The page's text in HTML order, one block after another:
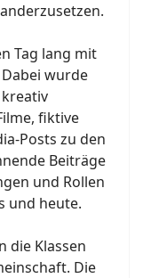
Tag lang mit
wurde
fiktive
Posts zu den
Beiträge
und Rollen
und heute.
die Klassen
Die